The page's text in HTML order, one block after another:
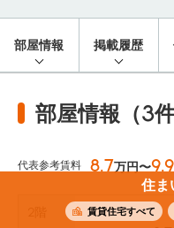
住ま
賃貸住宅すべて
部屋情報 掲載履歴
部屋情報（3件
代表参考賃料 8.7万円〜9.9
参考価格 -